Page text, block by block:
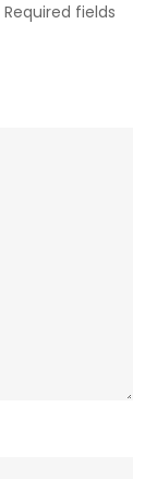
Required fields